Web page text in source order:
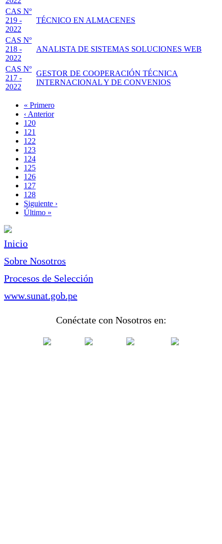
CAS Nº
219 -
2022
TÉCNICO EN ALMACENES
CAS Nº
218 -
2022
ANALISTA DE SISTEMAS SOLUCIONES WEB
CAS Nº
217 -
2022
GESTOR DE COOPERACIÓN TÉCNICA
INTERNACIONAL Y DE CONVENIOS
Paginación
Primera
página
« Primero
Página
anterior
‹ Anterior
Page
120
Page
121
Page
122
Page
123
Página
actual
124
Page
125
Page
126
Page
127
Page
128
Siguiente
página
Siguiente ›
Última
Último »
Inicio
Sobre Nosotros
Procesos de Selección
www.sunat.gob.pe
Conéctate con Nosotros en: